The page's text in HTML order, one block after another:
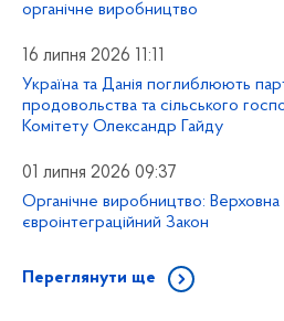
органічне виробництво
16 липня 2026 11:11
Україна та Данія поглиблюють
продовольства та сільського
Комітету Олександр Гайду
01 липня 2026 09:37
Органічне виробництво:
євроінтеграційний Закон
Переглянути ще